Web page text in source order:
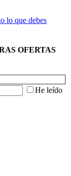
lo que debes
OFERTAS
He leído